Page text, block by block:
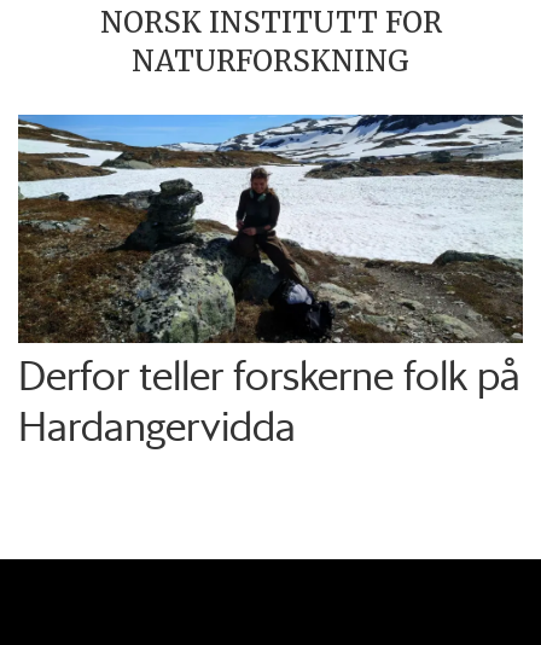
NORSK INSTITUTT FOR
NATURFORSKNING
Derfor teller forskerne folk på
Hardangervidda